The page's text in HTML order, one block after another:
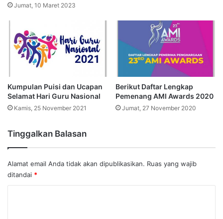
Jumat, 10 Maret 2023
Kumpulan Puisi dan Ucapan
Selamat Hari Guru Nasional
Kamis, 25 November 2021
Berikut Daftar Lengkap
Pemenang AMI Awards 2020
Jumat, 27 November 2020
Tinggalkan Balasan
Alamat email Anda tidak akan dipublikasikan. Ruas yang wajib
ditandai *